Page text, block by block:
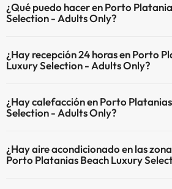
(este servicio puede ser de pago) Aquí
piscina y otras instalaciones.
Piscina al aire libre (toda la temporada)
¿Qué puedo hacer en Porto
Selection - Adults Only?
las siguientes actividades (algunas pueden
¿Hay recepción 24 horas en Porto
Luxury Selection - Adults Only?
recepción 24 horas.
¿Hay calefacción en Porto
Selection - Adults Only?
calefacción en las zonas comunes.
¿Hay aire acondicionado en las
Porto Platanias Beach Luxury